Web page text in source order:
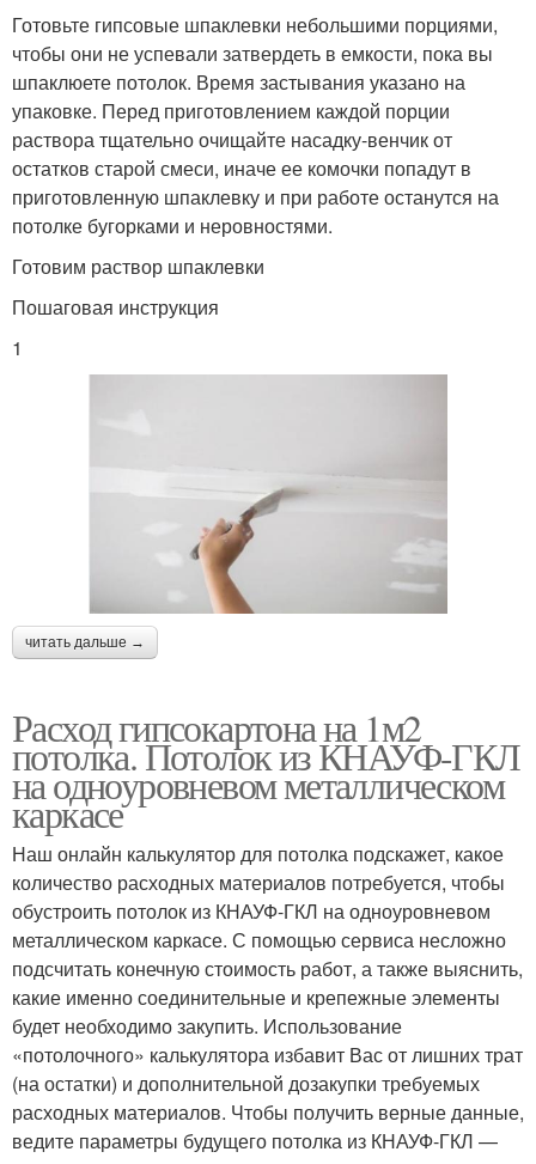
Готовьте гипсовые шпаклевки небольшими порциями,
чтобы они не успевали затвердеть в емкости, пока вы
шпаклюете потолок. Время застывания указано на
упаковке. Перед приготовлением каждой порции
раствора тщательно очищайте насадку-венчик от
остатков старой смеси, иначе ее комочки попадут в
приготовленную шпаклевку и при работе останутся на
потолке бугорками и неровностями.
Готовим раствор шпаклевки
Пошаговая инструкция
1
читать дальше →
Расход гипсокартона на 1м2
потолка. Потолок из КНАУФ-ГКЛ
на одноуровневом металлическом
каркасе
Наш онлайн калькулятор для потолка подскажет, какое
количество расходных материалов потребуется, чтобы
обустроить потолок из КНАУФ-ГКЛ на одноуровневом
металлическом каркасе. С помощью сервиса несложно
подсчитать конечную стоимость работ, а также выяснить,
какие именно соединительные и крепежные элементы
будет необходимо закупить. Использование
«потолочного» калькулятора избавит Вас от лишних трат
(на остатки) и дополнительной дозакупки требуемых
расходных материалов. Чтобы получить верные данные,
ведите параметры будущего потолка из КНАУФ-ГКЛ —